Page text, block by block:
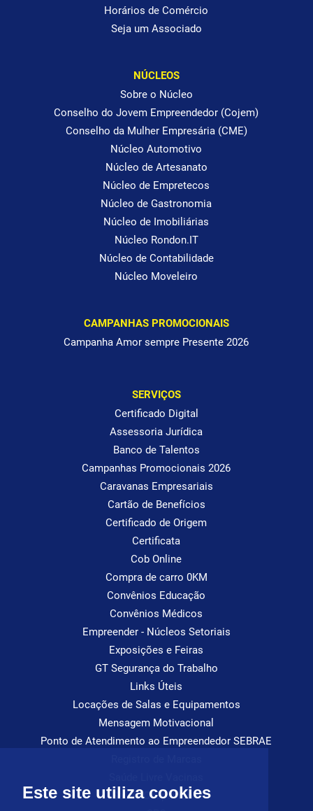
Este site utiliza cookies
Horários de Comércio
Seja um Associado
NÚCLEOS
Sobre o Núcleo
Conselho do Jovem Empreendedor (Cojem)
Conselho da Mulher Empresária (CME)
Núcleo Automotivo
Núcleo de Artesanato
Núcleo de Empretecos
Núcleo de Gastronomia
Núcleo de Imobiliárias
Núcleo Rondon.IT
Núcleo de Contabilidade
Núcleo Moveleiro
CAMPANHAS PROMOCIONAIS
Campanha Amor sempre Presente 2026
SERVIÇOS
Certificado Digital
Assessoria Jurídica
Banco de Talentos
Campanhas Promocionais 2026
Caravanas Empresariais
Cartão de Benefícios
Certificado de Origem
Certificata
Cob Online
Compra de carro 0KM
Convênios Educação
Convênios Médicos
Empreender - Núcleos Setoriais
Exposições e Feiras
GT Segurança do Trabalho
Links Úteis
Locações de Salas e Equipamentos
Mensagem Motivacional
Ponto de Atendimento ao Empreendedor SEBRAE
Saúde Ocupacional